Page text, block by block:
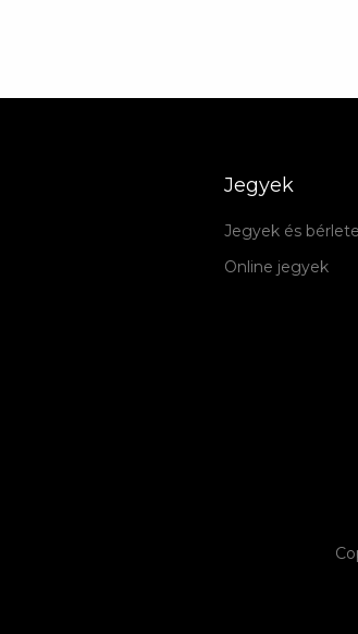
Jegyek
Jegyek és
Online jegyek